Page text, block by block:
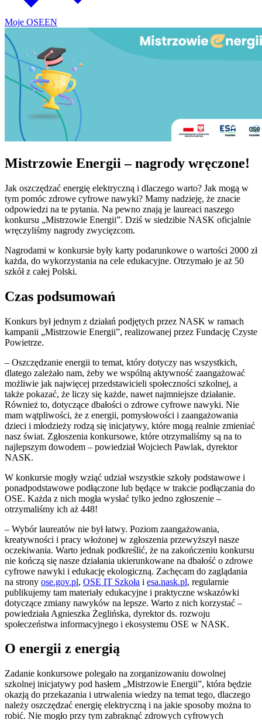
Moje OSEEN
Mistrzowie Energii – nagrody wręczone!
Jak oszczędzać energię elektryczną i dlaczego warto? Jak mogą w
tym pomóc zdrowe cyfrowe nawyki? Mamy nadzieję, że znacie
odpowiedzi na te pytania. Na pewno znają je laureaci naszego
konkursu „Mistrzowie Energii”. Dziś w siedzibie NASK oficjalnie
wręczyliśmy nagrody zwycięzcom.
Nagrodami w konkursie były karty podarunkowe o wartości 2000 zł
każda, do wykorzystania na cele edukacyjne. Otrzymało je aż 50
szkół z całej Polski.
Czas podsumowań
Konkurs był jednym z działań podjętych przez NASK w ramach
kampanii „Mistrzowie Energii”, realizowanej przez Fundację Czyste
Powietrze.
– Oszczędzanie energii to temat, który dotyczy nas wszystkich,
dlatego zależało nam, żeby we wspólną aktywność zaangażować
możliwie jak najwięcej przedstawicieli społeczności szkolnej, a
także pokazać, że liczy się każde, nawet najmniejsze działanie.
Również to, dotyczące dbałości o zdrowe cyfrowe nawyki. Nie
mam wątpliwości, że z energii, pomysłowości i zaangażowania
dzieci i młodzieży rodzą się inicjatywy, które mogą realnie zmieniać
nasz świat. Zgłoszenia konkursowe, które otrzymaliśmy są na to
najlepszym dowodem – powiedział Wojciech Pawlak, dyrektor
NASK.
W konkursie mogły wziąć udział wszystkie szkoły podstawowe i
ponadpodstawowe podłączone lub będące w trakcie podłączania do
OSE. Każda z nich mogła wysłać tylko jedno zgłoszenie –
otrzymaliśmy ich aż 448!
– Wybór laureatów nie był łatwy. Poziom zaangażowania,
kreatywności i pracy włożonej w zgłoszenia przewyższył nasze
oczekiwania. Warto jednak podkreślić, że na zakończeniu konkursu
nie kończą się nasze działania ukierunkowane na dbałość o zdrowe
cyfrowe nawyki i edukację ekologiczną. Zachęcam do zaglądania
na strony ose.gov.pl, OSE IT Szkoła i esa.nask.pl, regularnie
publikujemy tam materiały edukacyjne i praktyczne wskazówki
dotyczące zmiany nawyków na lepsze. Warto z nich korzystać –
powiedziała Agnieszka Żeglińska, dyrektor ds. rozwoju
społeczeństwa informacyjnego i ekosystemu OSE w NASK.
O energii z energią
Zadanie konkursowe polegało na zorganizowaniu dowolnej
szkolnej inicjatywy pod hasłem „Mistrzowie Energii”, która będzie
okazją do przekazania i utrwalenia wiedzy na temat tego, dlaczego
należy oszczędzać energię elektryczną i na jakie sposoby można to
robić. Nie mogło przy tym zabraknąć zdrowych cyfrowych